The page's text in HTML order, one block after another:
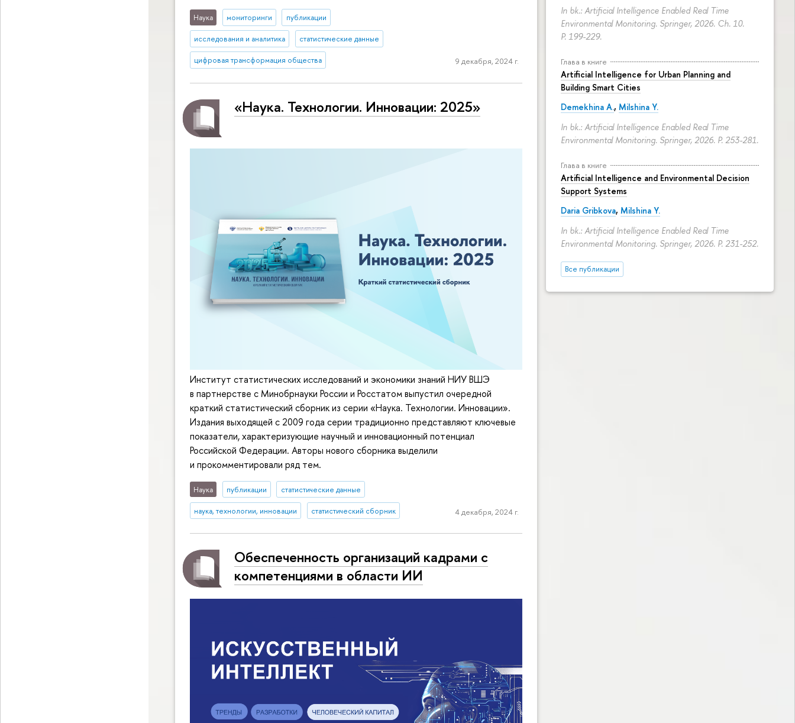
In bk.: Artificial Intelligence Enabled Real Time
Environmental Monitoring. Springer, 2026. Ch. 10.
P. 199-229.
Глава в книге
Artificial Intelligence for Urban Planning and
Building Smart Cities
Demekhina A., Milshina Y.
In bk.: Artificial Intelligence Enabled Real Time
Environmental Monitoring. Springer, 2026. P. 253-281.
Глава в книге
Artificial Intelligence and Environmental Decision
Support Systems
Daria Gribkova, Milshina Y.
In bk.: Artificial Intelligence Enabled Real Time
Environmental Monitoring. Springer, 2026. P. 231-252.
Все публикации
Наука мониторинги публикации
исследования и аналитика статистические данные
цифровая трансформация общества 9 декабря, 2024 г.
«Наука. Технологии. Инновации: 2025»
Институт статистических исследований и экономики знаний НИУ ВШЭ
в партнерстве с Минобрнауки России и Росстатом выпустил очередной
краткий статистический сборник из серии «Наука. Технологии. Инновации».
Издания выходящей с 2009 года серии традиционно представляют ключевые
показатели, характеризующие научный и инновационный потенциал
Российской Федерации. Авторы нового сборника выделили
и прокомментировали ряд тем.
Наука публикации статистические данные
наука, технологии, инновации статистический сборник 4 декабря, 2024 г.
Обеспеченность организаций кадрами с
компетенциями в области ИИ